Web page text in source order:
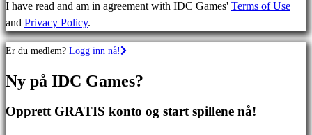
games
Simulation
games
Puzzle
games
games
I have read and am in agreement with IDC Games' Terms of Use
and Privacy Policy.
Er du medlem? Logg inn nå!
Ny på IDC Games?
Opprett GRATIS konto og start spillene nå!